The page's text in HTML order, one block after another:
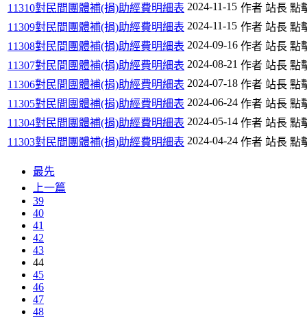
11310對民間團體補(捐)助經費明細表 2024-11-15 作者 站長 點
11309對民間團體補(捐)助經費明細表 2024-11-15 作者 站長 點
11308對民間團體補(捐)助經費明細表 2024-09-16 作者 站長 點
11307對民間團體補(捐)助經費明細表 2024-08-21 作者 站長 點
11306對民間團體補(捐)助經費明細表 2024-07-18 作者 站長 點
11305對民間團體補(捐)助經費明細表 2024-06-24 作者 站長 點
11304對民間團體補(捐)助經費明細表 2024-05-14 作者 站長 點
11303對民間團體補(捐)助經費明細表 2024-04-24 作者 站長 點
最先
上一篇
39
40
41
42
43
44
45
46
47
48